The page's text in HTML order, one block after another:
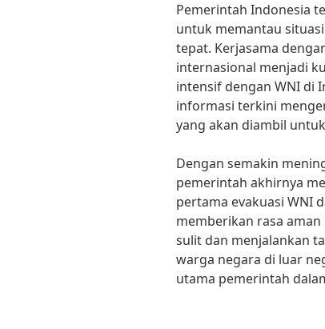
Pemerintah Indonesia
untuk memantau
tepat. Kerjasama
internasional menjadi
intensif dengan WNI di
informasi terkini
yang akan diambil
Dengan semakin
pemerintah akhirnya
pertama evakuasi WNI
memberikan rasa
sulit dan menjalankan
warga negara di luar
utama pemerintah